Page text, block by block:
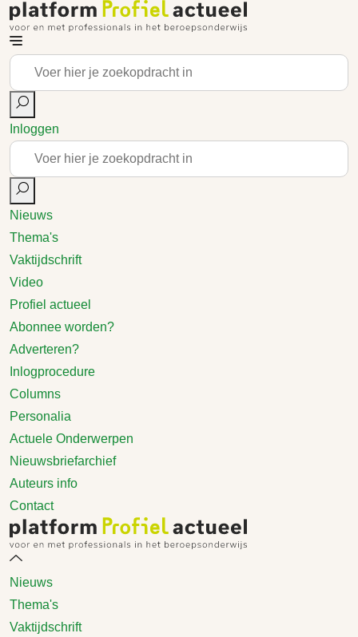
Inloggen
Nieuws
Thema's
Vaktijdschrift
Video
Profiel actueel
Abonnee worden?
Adverteren?
Inlogprocedure
Columns
Personalia
Actuele Onderwerpen
Nieuwsbriefarchief
Auteurs info
Contact
Nieuws
Thema's
Vaktijdschrift